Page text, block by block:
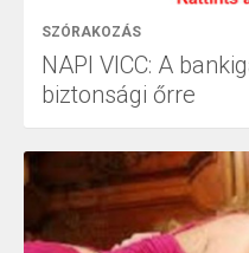
SZÓRAKOZÁS
NAPI VICC: A
biztonsági őrre